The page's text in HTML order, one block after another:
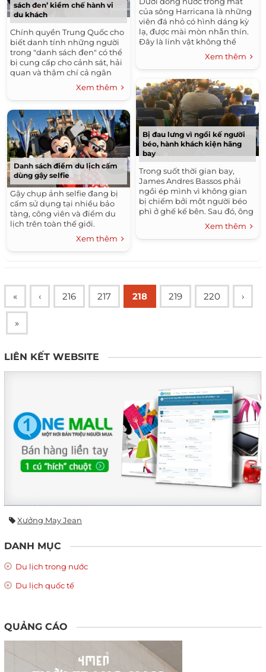
sách đen’ kiềm chế hành vi
du khách
Chính quyền Trung Quốc cho
biết danh tính những người
trong "danh sách đen" có thể
bị cung cấp cho cảnh sát, hải
quan và thậm chí cả ngân
hàng để hạn chế các hành vi
xấu khi đi du lịch.
Xem thêm
Danh sách điểm du lịch cấm
dùng gậy selfie
Gậy chụp ảnh selfie đang bị
cấm sử dụng tại nhiều bảo
tàng, công viên và điểm du
lịch trên toàn thế giới.
Xem thêm
của sông Harricana là những
viên đá nhỏ có hình dáng kỳ
lạ, được mài mòn nhẵn thín.
Đây là linh vật không thể
thiếu trong đời sống của thổ
Xem thêm
Bị đau lưng vì ngồi kế người
béo, hành khách kiện hãng
bay
Trong suốt thời gian bay,
James Andres Bassos phải
ngồi ép mình vì không gian
bị chiếm bởi một người béo
phì ở ghế kế bên. Sau đó, ông
đã khởi kiện hãng hàng
Xem thêm
« ‹ 216 217 218 219 220 ›
»
LIÊN KẾT WEBSITE
Xưởng May Jean
DANH MỤC
Du lịch trong nước
Du lịch quốc tế
QUẢNG CÁO